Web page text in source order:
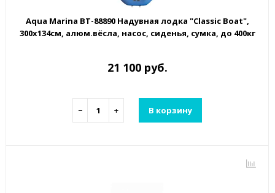
Aqua Marina BT-88890 Надувная лодка "Classic Boat",
300х134см, алюм.вёсла, насос, сиденья, сумка, до 400кг
21 100 руб.
− + В корзину